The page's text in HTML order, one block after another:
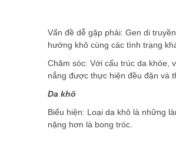
Vấn đề dễ gặp phải: Gen di
hướng khô cùng các tình trạng
Chăm sóc: Với cấu trúc da khỏe,
nắng được thực hiện đều đặn và
Da khô
Biểu hiện: Loại da khô là những
nặng hơn là bong tróc.